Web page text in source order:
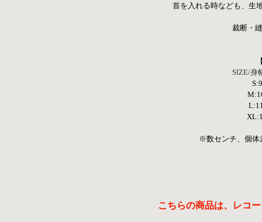
首を入れる時なども、生
裁断・
SIZE/身
※数センチ、個体
こちらの商品は、レコ